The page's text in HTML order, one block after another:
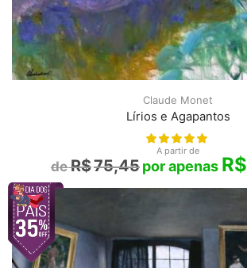
Claude Monet
Lírios e Agapantos
A partir de
R$75,45 R$